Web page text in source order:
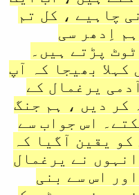
چاہیے ، کل تم
اِدھر سی
پڑتے ہیں۔
کہلا بھیجا کہ آپ
یرغمال کے
کر دیں ، ہم جنگ
اس جواب سے
یقین آگیا کہ
نے یرغمال
اس سے بنی